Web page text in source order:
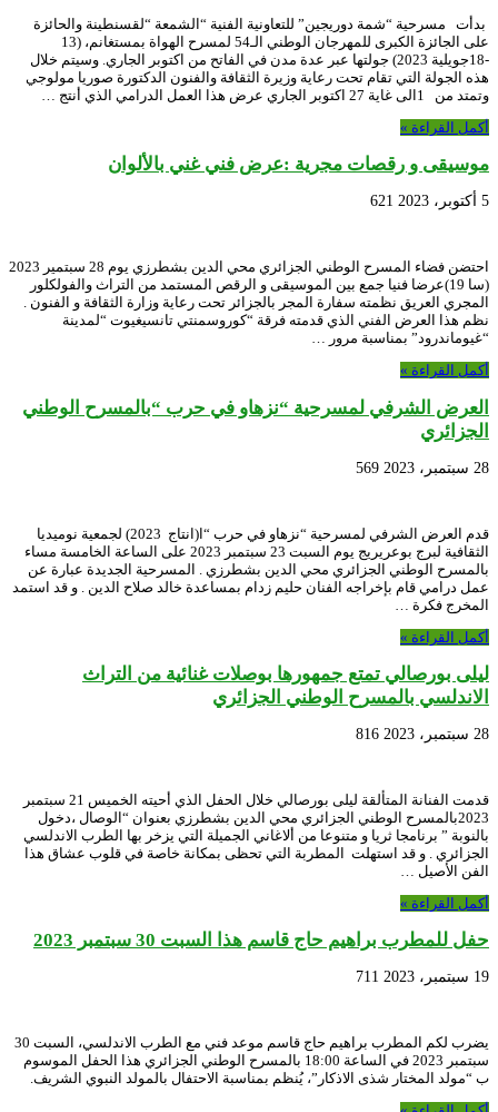
بدأت مسرحية “شمة دوريجين” للتعاونية الفنية “الشمعة “لقسنطينة والحائزة
على الجائزة الكبرى للمهرجان الوطني الـ54 لمسرح الهواة بمستغانم، (13
-18جويلية 2023) جولتها عبر عدة مدن في الفاتح من اكتوبر الجاري. وسيتم خلال
هذه الجولة التي تقام تحت رعاية وزيرة الثقافة والفنون الدكتورة صوريا مولوجي
وتمتد من 1الى غاية 27 اكتوبر الجاري عرض هذا العمل الدرامي الذي أنتج …
أكمل القراءة »
موسيقى و رقصات مجرية :عرض فني غني بالألوان
5 أكتوبر، 2023 621
احتضن فضاء المسرح الوطني الجزائري محي الدين بشطرزي يوم 28 سبتمير 2023
(سا 19)عرضا فنيا جمع بين الموسيقى و الرقص المستمد من التراث والفولكلور
المجري العريق نظمته سفارة المجر بالجزائر تحت رعاية وزارة الثقافة و الفنون .
نظم هذا العرض الفني الذي قدمته فرقة “كوروسمنتي تانسيغيوت “لمدينة
“غيوماندرود” بمناسبة مرور …
أكمل القراءة »
العرض الشرفي لمسرحية “نزهاو في حرب “بالمسرح الوطني
الجزائري
28 سبتمبر، 2023 569
قدم العرض الشرفي لمسرحية “نزهاو في حرب “ا(انتاج 2023) لجمعية نوميديا
الثقافية لبرج بوعريريج يوم السبت 23 سبتمبر 2023 على الساعة الخامسة مساء
بالمسرح الوطني الجزائري محي الدين بشطرزي . المسرحية الجديدة عبارة عن
عمل درامي قام بإخراجه الفنان حليم زدام بمساعدة خالد صلاح الدين . و قد استمد
المخرج فكرة …
أكمل القراءة »
ليلى بورصالي تمتع جمهورها بوصلات غنائية من التراث
الاندلسي بالمسرح الوطني الجزائري
28 سبتمبر، 2023 816
قدمت الفنانة المتألقة ليلى بورصالي خلال الحفل الذي أحيته الخميس 21 سبتمبر
2023بالمسرح الوطني الجزائري محي الدين بشطرزي بعنوان “الوصال ،دخول
بالنوبة ” برنامجا ثريا و متنوعا من ألاغاني الجميلة التي يزخر بها الطرب الاندلسي
الجزائري . و قد استهلت المطربة التي تحظى بمكانة خاصة في قلوب عشاق هذا
الفن الأصيل …
أكمل القراءة »
حفل للمطرب براهيم حاج قاسم هذا السبت 30 سبتمبر 2023
19 سبتمبر، 2023 711
يضرب لكم المطرب براهيم حاج قاسم موعد فني مع الطرب الاندلسي، السبت 30
سبتمبر 2023 في الساعة 18:00 بالمسرح الوطني الجزائري هذا الحفل الموسوم
ب “مولد المختار شذى الاذكار”، يُنظم بمناسبة الاحتفال بالمولد النبوي الشريف.